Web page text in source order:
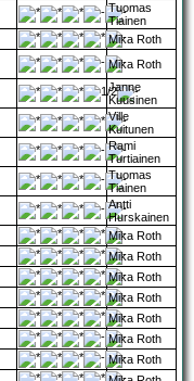
Tuomas
Tiainen
Mika Roth
Mika Roth
Janne
Kuusinen
Ville
Kuitunen
Rami
Turtiainen
Tuomas
Tiainen
Antti
Hurskainen
Mika Roth
Mika Roth
Mika Roth
Mika Roth
Mika Roth
Mika Roth
Mika Roth